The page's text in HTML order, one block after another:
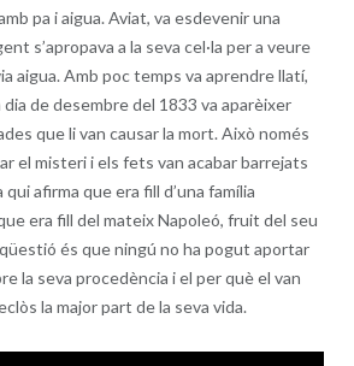
pa i aigua. Aviat, va esdevenir una
s’apropava a la seva cel·la per a veure
aigua. Amb poc temps va aprendre llatí,
de desembre del 1833 va aparèixer
que li van causar la mort. Això només
el misteri i els fets van acabar barrejats
qui afirma que era fill d’una família
era fill del mateix Napoleó, fruit del seu
és que ningú no ha pogut aportar
la seva procedència i el per què el van
la major part de la seva vida.